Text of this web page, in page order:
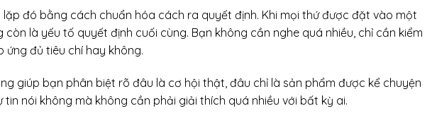
đó bằng cách chuẩn hóa cách ra quyết định. Khi mọi thứ được đặt vào một
còn là yếu tố quyết định cuối cùng. Bạn không cần nghe quá nhiều, chỉ cần kiểm
đủ tiêu chí hay không.
giúp bạn phân biệt rõ đâu là cơ hội thật, đâu chỉ là sản phẩm được kể chuyện
tin nói không mà không cần phải giải thích quá nhiều với bất kỳ ai.